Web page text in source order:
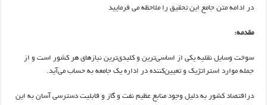
در ادامه متن جامع این تحقیق را ملاحظه می فرمایید
مقدمه:
سوخت وسایل نقلیه یکی از اساسی‌ترین و کلیدی‌ترین نیازهای هر کشور است و از
جمله موارد استراتژیک و تعیین‌کننده در اداره یک جامعه به حساب می‌آید.
دراقتصاد کشور به دلیل وجود منابع عظیم نفت و گاز و قابلیت دسترسی آسان به این